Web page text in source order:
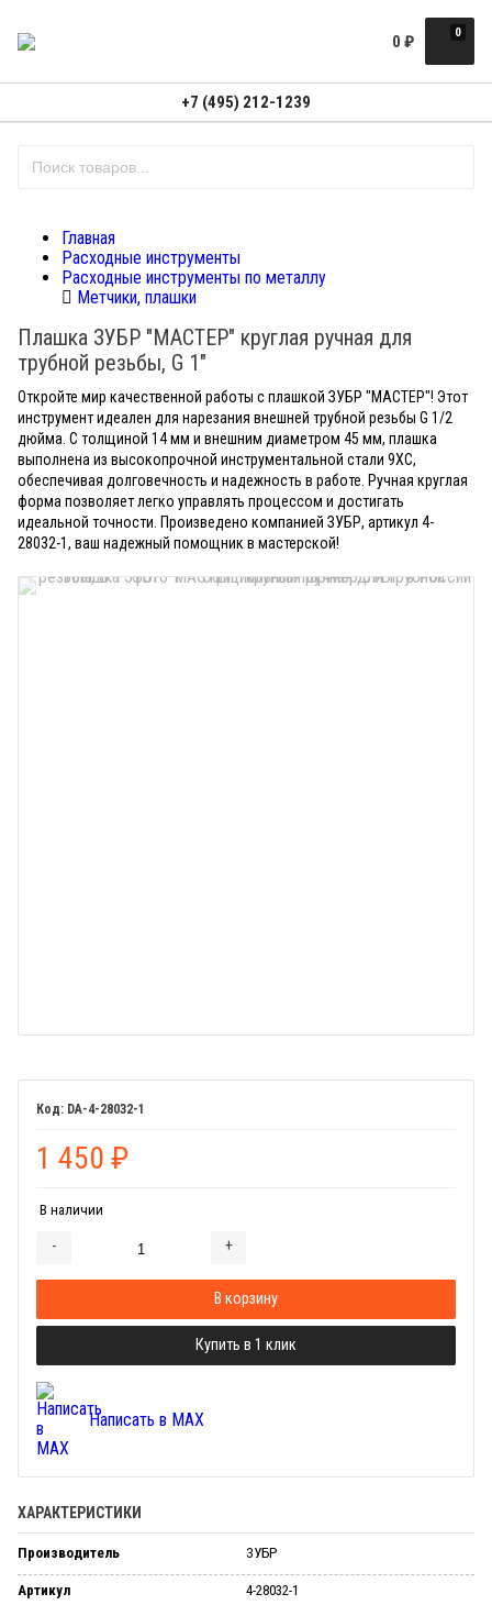
0
0 ₽
+7 (495) 212-1239
Главная
Расходные инструменты
Расходные инструменты по металлу
Метчики, плашки
Плашка ЗУБР "МАСТЕР" круглая ручная для
трубной резьбы, G 1"
Откройте мир качественной работы с плашкой ЗУБР "МАСТЕР"! Этот
инструмент идеален для нарезания внешней трубной резьбы G 1/2
дюйма. С толщиной 14 мм и внешним диаметром 45 мм, плашка
выполнена из высокопрочной инструментальной стали 9ХС,
обеспечивая долговечность и надежность в работе. Ручная круглая
форма позволяет легко управлять процессом и достигать
идеальной точности. Произведено компанией ЗУБР, артикул 4-
28032-1, ваш надежный помощник в мастерской!
DA-4-28032-1
1 450 ₽
В наличии
- +
В корзину
Купить в 1 клик
Написать в MAX
ХАРАКТЕРИСТИКИ
Производитель ЗУБР
Артикул 4-28032-1